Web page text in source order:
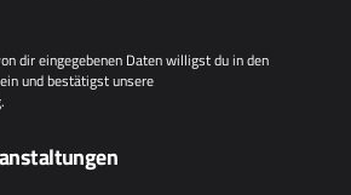
dir eingegebenen Daten willigst du in den
und bestätigst unsere
.